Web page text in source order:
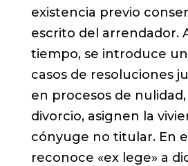
existencia previo
escrito del arrendador.
tiempo, se introduce
casos de resoluciones
en procesos de
divorcio, asignen la
cónyuge no titular. En
reconoce «ex lege» a